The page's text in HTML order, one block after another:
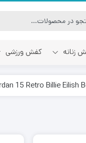
آفوایت
زنانه کفش ورزشی